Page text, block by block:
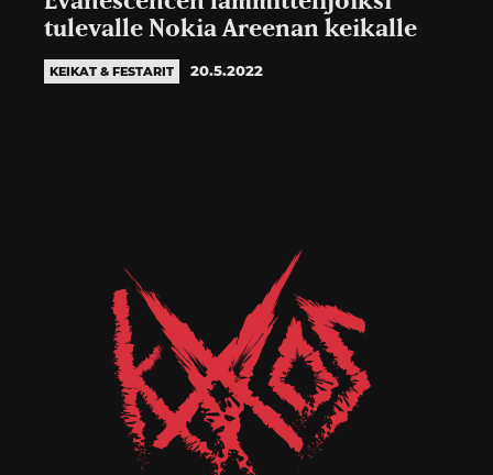
tulevalle Nokia Areenan keikalle
KEIKAT & FESTARIT 20.5.2022